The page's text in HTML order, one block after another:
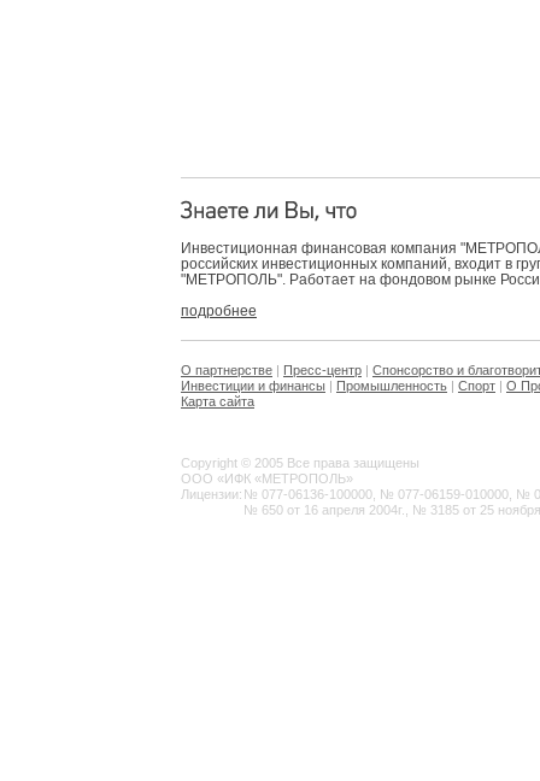
Инвестиционная финансовая компания
российских инвестиционных компаний, входит в
"МЕТРОПОЛЬ". Работает на фондовом рынке
подробнее
О партнерстве | Пресс-центр | Спонсорство и
Инвестиции и финансы | Промышленность | Спорт | О
Карта сайта
Copyright © 2005 Все права защищены
ООО «ИФК «МЕТРОПОЛЬ»
Лицензии: № 077-06136-100000, № 077-06159-010000, №
№ 650 от 16 апреля 2004г., № 3185 от 25